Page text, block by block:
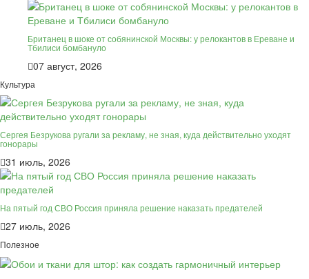
Британец в шоке от собянинской Москвы: у релокантов в Ереване и
Тбилиси бомбануло
07 август, 2026
Культура
Сергея Безрукова ругали за рекламу, не зная, куда действительно уходят
гонорары
31 июль, 2026
На пятый год СВО Россия приняла решение наказать предателей
27 июль, 2026
Полезное